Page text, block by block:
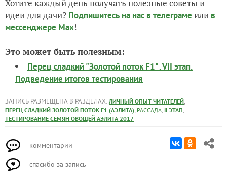
Хотите каждый день получать полезные советы и
идеи для дачи? Подпишитесь на нас в телеграме или в
мессенджере Max!
Это может быть полезным:
Перец сладкий "Золотой поток F1" . VII этап.
Подведение итогов тестирования
ЗАПИСЬ РАЗМЕЩЕНА В РАЗДЕЛАХ: ЛИЧНЫЙ ОПЫТ ЧИТАТЕЛЕЙ,
ПЕРЕЦ СЛАДКИЙ ЗОЛОТОЙ ПОТОК F1 (АЭЛИТА), РАССАДА, II ЭТАП,
ТЕСТИРОВАНИЕ СЕМЯН ОВОЩЕЙ АЭЛИТА 2017
комментарии
спасибо за запись